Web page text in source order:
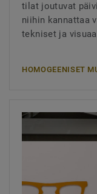
tilat joutuvat
niihin kannattaa
tekniset ja
HOMOGEENISET